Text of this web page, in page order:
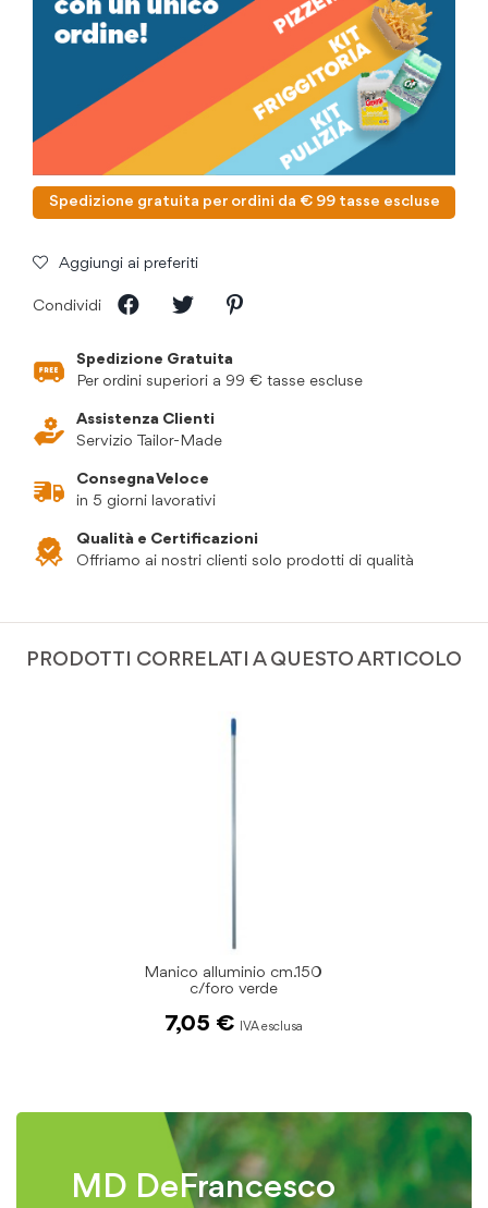
Spedizione gratuita per ordini da € 99 tasse escluse
Aggiungi ai preferiti
Condividi
Spedizione Gratuita
Per ordini superiori a 99 € tasse escluse
Assistenza Clienti
Servizio Tailor-Made
Consegna Veloce
in 5 giorni lavorativi
Qualità e Certificazioni
Offriamo ai nostri clienti solo prodotti di qualità
PRODOTTI CORRELATI A QUESTO ARTICOLO
Manico alluminio cm.150
c/foro verde
7,05 €
MD DeFrancesco